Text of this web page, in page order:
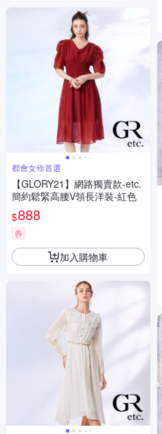
都會女伶首選
【GLORY21】網路獨賣款-etc.
簡約鬆緊高腰V領長洋裝-紅色
$888
券
加入購物車